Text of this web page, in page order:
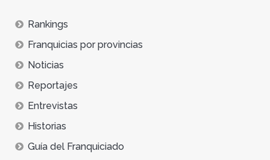
Rankings
Franquicias por provincias
Noticias
Reportajes
Entrevistas
Historias
Guía del Franquiciado